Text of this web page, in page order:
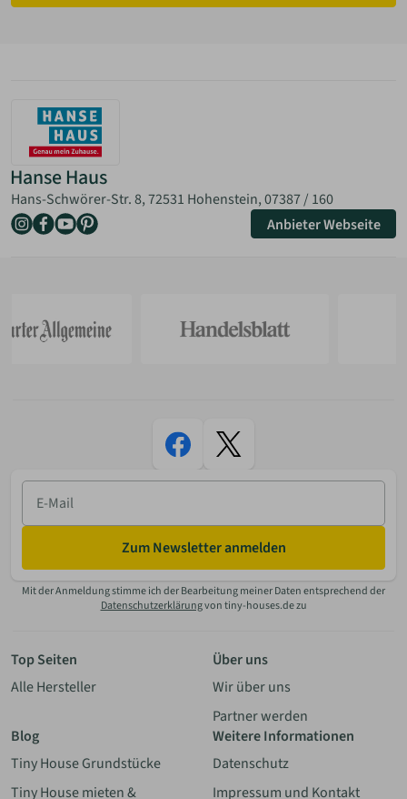
Hanse Haus
Hans-Schwörer-Str. 8, 72531 Hohenstein,07387 / 160
Anbieter Webseite
E-
Mail
Zum Newsletter anmelden
Mit der Anmeldung stimme ich der Bearbeitung meiner Daten entsprechend der
Datenschutzerklärungvon tiny-houses.de zu
Top Seiten
Alle Hersteller
Über uns
Wir über uns
Partner werden
Blog
Tiny House Grundstücke
Tiny House mieten &
Weitere Informationen
Datenschutz
Impressum und Kontakt